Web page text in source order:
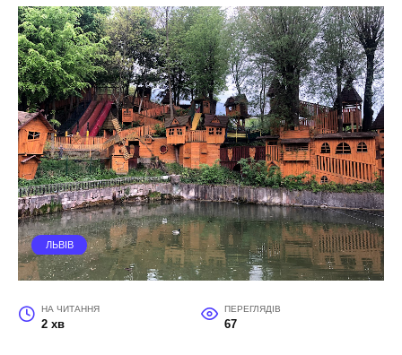
ЛЬВІВ
НА ЧИТАННЯ
2 хв
ПЕРЕГЛЯДІВ
67